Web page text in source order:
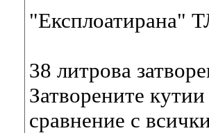
"Експлоатирана"
38 литрова
Затворените
сравнение с